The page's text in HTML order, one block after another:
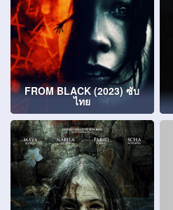
FROM BLACK (2023) ซับ
ไทย